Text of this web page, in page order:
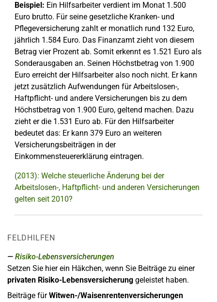
Beispiel: Ein Hilfsarbeiter verdient im Monat 1.500
Euro brutto. Für seine gesetzliche Kranken- und
Pflegeversicherung zahlt er monatlich rund 132 Euro,
jährlich 1.584 Euro. Das Finanzamt zieht von diesem
Betrag vier Prozent ab. Somit erkennt es 1.521 Euro als
Sonderausgaben an. Seinen Höchstbetrag von 1.900
Euro erreicht der Hilfsarbeiter also noch nicht. Er kann
jetzt zusätzlich Aufwendungen für Arbeitslosen-,
Haftpflicht- und andere Versicherungen bis zu dem
Höchstbetrag von 1.900 Euro, geltend machen. Dazu
zieht er die 1.531 Euro ab. Für den Hilfsarbeiter
bedeutet das: Er kann 379 Euro an weiteren
Versicherungsbeiträgen in der
Einkommensteuererklärung eintragen.
(2013): Welche steuerliche Änderung bei der
Arbeitslosen-, Haftpflicht- und anderen Versicherungen
gelten seit 2010?
FELDHILFEN
Risiko-Lebensversicherungen
Setzen Sie hier ein Häkchen, wenn Sie Beiträge zu einer
privaten Risiko-Lebensversicherung geleistet haben.
Beiträge fürWitwen-/Waisenrentenversicherungen